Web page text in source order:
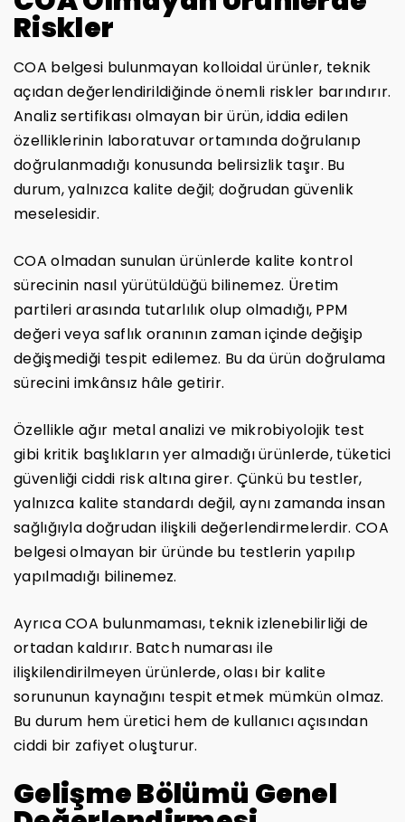
Riskler
COA belgesi bulunmayan kolloidal ürünler, teknik
açıdan değerlendirildiğinde önemli riskler barındırır.
Analiz sertifikası olmayan bir ürün, iddia edilen
özelliklerinin laboratuvar ortamında doğrulanıp
doğrulanmadığı konusunda belirsizlik taşır. Bu
durum, yalnızca kalite değil; doğrudan güvenlik
meselesidir.
COA olmadan sunulan ürünlerde kalite kontrol
sürecinin nasıl yürütüldüğü bilinemez. Üretim
partileri arasında tutarlılık olup olmadığı, PPM
değeri veya saflık oranının zaman içinde değişip
değişmediği tespit edilemez. Bu da ürün doğrulama
sürecini imkânsız hâle getirir.
Özellikle ağır metal analizi ve mikrobiyolojik test
gibi kritik başlıkların yer almadığı ürünlerde, tüketici
güvenliği ciddi risk altına girer. Çünkü bu testler,
yalnızca kalite standardı değil, aynı zamanda insan
sağlığıyla doğrudan ilişkili değerlendirmelerdir. COA
belgesi olmayan bir üründe bu testlerin yapılıp
yapılmadığı bilinemez.
Ayrıca COA bulunmaması, teknik izlenebilirliği de
ortadan kaldırır. Batch numarası ile
ilişkilendirilmeyen ürünlerde, olası bir kalite
sorununun kaynağını tespit etmek mümkün olmaz.
Bu durum hem üretici hem de kullanıcı açısından
ciddi bir zafiyet oluşturur.
Gelişme Bölümü Genel